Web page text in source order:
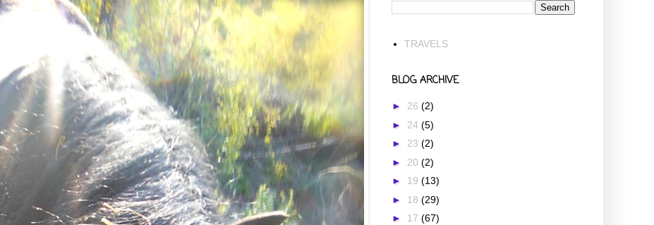
TRAVELS
BLOG ARCHIVE
► 26 (2)
► 24 (5)
► 23 (2)
► 20 (2)
► 19 (13)
► 18 (29)
► 17 (67)